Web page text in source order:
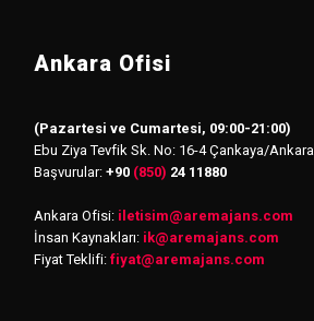
Ankara Ofisi
(Pazartesi ve Cumartesi, 09:00-21:00)
Ebu Ziya Tevfik Sk. No: 16-4 Çankaya/Ankara
Başvurular: +90 (850) 24 11880
Ankara Ofisi: iletisim@aremajans.com
İnsan Kaynakları: ik@aremajans.com
Fiyat Teklifi: fiyat@aremajans.com